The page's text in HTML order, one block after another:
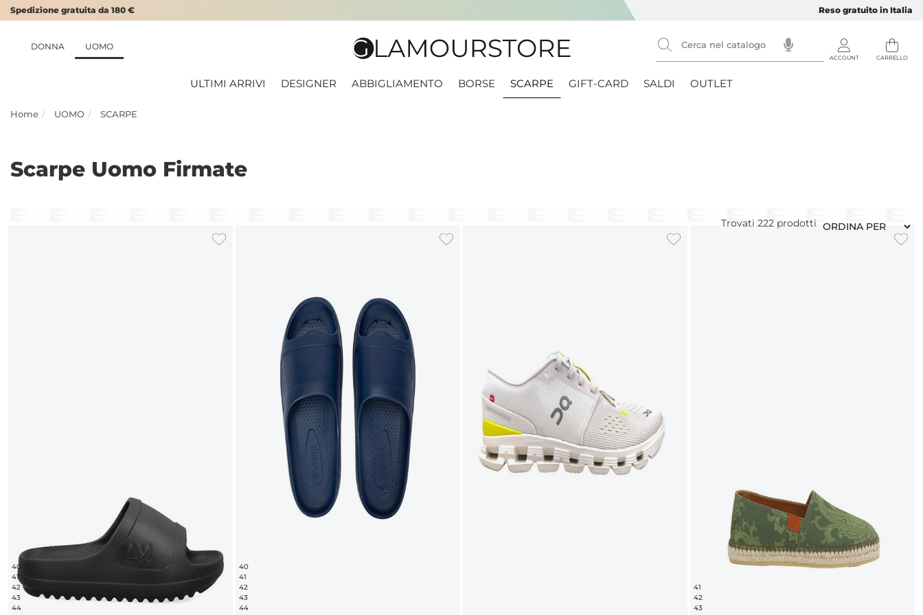
Spedizione gratuita da 180 € Reso gratuito in Italia
DONNA UOMO
ULTIMI ARRIVI DESIGNER ABBIGLIAMENTO BORSE SCARPE GIFT-CARD SALDI OUTLET
Home UOMO SCARPE
Scarpe Uomo Firmate
Trovati 222 prodotti
40
41
42
43
44
40
41
42
43
44
41
42
43